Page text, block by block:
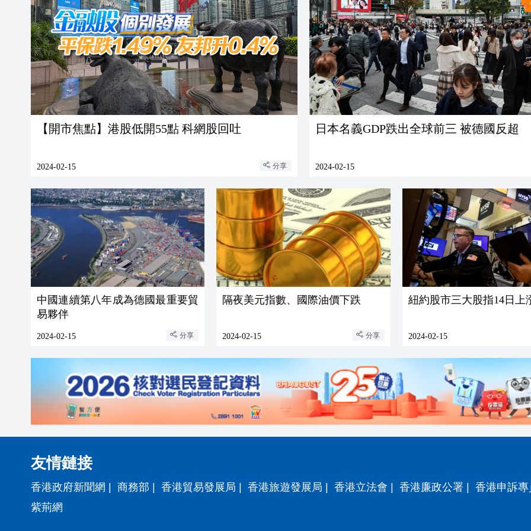
【開市焦點】港股低開55點 科網股回吐
2024-02-15 分享
日本名義GDP跌出全球前三 被德國反超
2024-02-15
中國連續第八年成為德國最重要貿
易夥伴
2024-02-15 分享
隔夜美元指數、國際油價下跌
2024-02-15 分享
紐約股市三大股指14日上
2024-02-15
友情鏈接
香港政府新聞網 商務部 香港貿易發展局 香港旅遊發展局 香港立法會 香港廉政公署
香港申訴
紫荊網